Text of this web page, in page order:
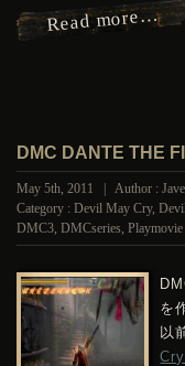
Read more…
DMC DANTE THE
May 5th, 2011 | Author :
Category :Devil May Cry,
DMC3,DMCseries,Playmovie
を
以
Cry